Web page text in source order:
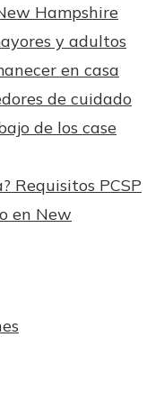
Hampshire
y adultos
en casa
de cuidado
de los case
Requisitos PCSP
en New